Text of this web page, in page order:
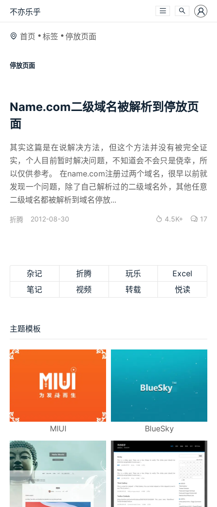
不亦乐乎
首页 标签 停放页面
停放页面
Name.com二级域名被解析到停放页
面
其实这篇是在说解决方法，但这个方法并没有被完全证
实，个人目前暂时解决问题，不知道会不会只是侥幸，所
以仅供参考。 在name.com注册过两个域名，很早以前就
发现一个问题，除了自己解析过的二级域名外，其他任意
二级域名都被解析到域名停放...
折腾 2012-08-30 4.5K+ 17
杂记 折腾 玩乐
Excel
笔记
视频 转载 悦读
主题模板
MIUI BlueSky